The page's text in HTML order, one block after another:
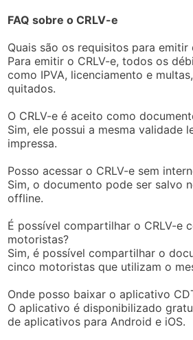
FAQ sobre o CRLV-e
Quais são os requisitos para emitir
Para emitir o CRLV-e, todos os
como IPVA, licenciamento e
quitados.
O CRLV-e é aceito como
Sim, ele possui a mesma validade
impressa.
Posso acessar o CRLV-e sem
Sim, o documento pode ser salvo
offline.
É possível compartilhar o CRLV-e
motoristas?
Sim, é possível compartilhar o
cinco motoristas que utilizam o
Onde posso baixar o aplicativo
O aplicativo é disponibilizado
de aplicativos para Android e iOS.